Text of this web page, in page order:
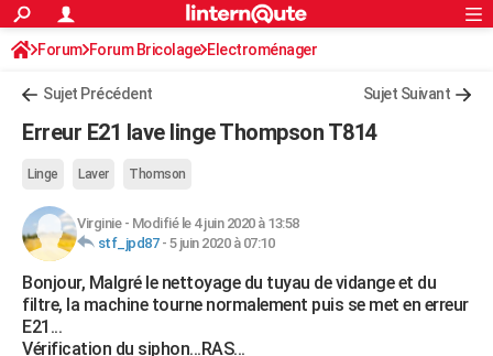
ACTUALITÉS
Politique
Société
Faits Divers
Education
Monde
Villes
+
AUTO
Essais
Réserver un essai
Citadines
Berlines
SUV
Forum auto
+HIGH-TECH
Mobiles
Meilleur smartphone
Internet
Ordinateurs
Jeux vidéo
Guide high-tech
+BRICOLAGE
Forum
Aménagement intérieur
Extérieur
Cuisine
Salle de bains
Jardinage
Rangement
WEEK-END
S'inscrire
Connexion
Forum Forum Bricolage Electroménager
Sujet Précédent Sujet Suivant
Erreur E21 lave linge Thompson T814
Linge Laver Thomson
Virginie- Modifié le 4 juin 2020 à 13:58
stf_jpd87- 5 juin 2020 à 07:10
Bonjour, Malgré le nettoyage du tuyau de vidange et du
filtre, la machine tourne normalement puis se met en erreur
E21...
Vérification du siphon...RAS...